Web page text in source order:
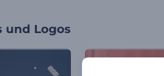
und Logos